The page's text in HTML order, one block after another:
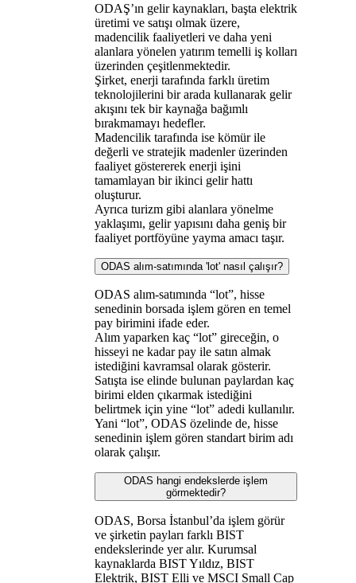
ODAŞ’ın gelir kaynakları, başta elektrik
üretimi ve satışı olmak üzere,
madencilik faaliyetleri ve daha yeni
alanlara yönelen yatırım temelli iş kolları
üzerinden çeşitlenmektedir.
Şirket, enerji tarafında farklı üretim
teknolojilerini bir arada kullanarak gelir
akışını tek bir kaynağa bağımlı
bırakmamayı hedefler.
Madencilik tarafında ise kömür ile
değerli ve stratejik madenler üzerinden
faaliyet göstererek enerji işini
tamamlayan bir ikinci gelir hattı
oluşturur.
Ayrıca turizm gibi alanlara yönelme
yaklaşımı, gelir yapısını daha geniş bir
faaliyet portföyüne yayma amacı taşır.
ODAS alım-satımında 'lot' nasıl çalışır?
ODAS alım-satımında “lot”, hisse
senedinin borsada işlem gören en temel
pay birimini ifade eder.
Alım yaparken kaç “lot” gireceğin, o
hisseyi ne kadar pay ile satın almak
istediğini kavramsal olarak gösterir.
Satışta ise elinde bulunan paylardan kaç
birimi elden çıkarmak istediğini
belirtmek için yine “lot” adedi kullanılır.
Yani “lot”, ODAS özelinde de, hisse
senedinin işlem gören standart birim adı
olarak çalışır.
ODAS hangi endekslerde işlem
görmektedir?
ODAS, Borsa İstanbul’da işlem görür
ve şirketin payları farklı BIST
endekslerinde yer alır. Kurumsal
kaynaklarda BIST Yıldız, BIST
Elektrik, BIST Elli ve MSCI Small Cap